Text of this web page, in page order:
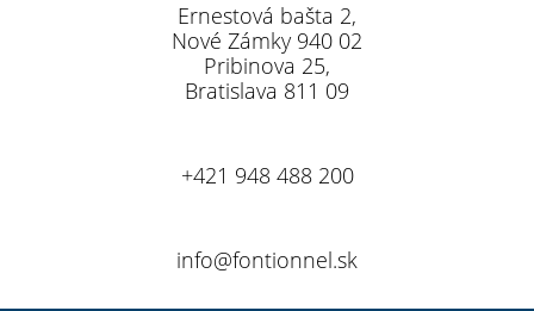
Ernestová bašta 2,
Nové Zámky 940 02
Pribinova 25,
Bratislava 811 09
+421 948 488 200
info@fontionnel.sk